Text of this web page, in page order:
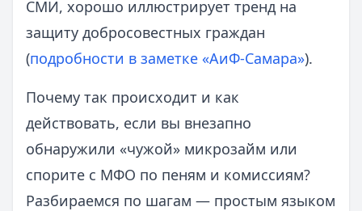
СМИ, хорошо иллюстрирует тренд на
защиту добросовестных граждан
(подробности в заметке «АиФ-Самара»).
Почему так происходит и как
действовать, если вы внезапно
обнаружили «чужой» микрозайм или
спорите с МФО по пеням и комиссиям?
Разбираемся по шагам — простым языком